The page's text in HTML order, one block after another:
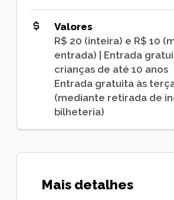
Valores
R$ 20 (inteira) e R$ 10
entrada) | Entrada
crianças de até 10 anos
Entrada gratuita às
(mediante retirada de
bilheteria)
Mais detalhes